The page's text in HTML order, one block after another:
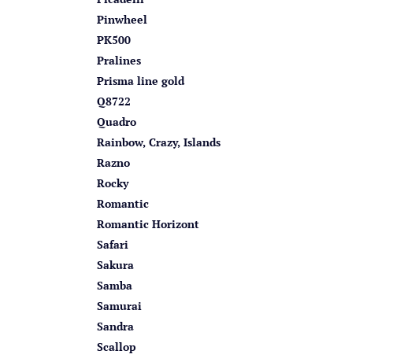
Pinwheel
PK500
Pralines
Prisma line gold
Q8722
Quadro
Rainbow, Crazy, Islands
Razno
Rocky
Romantic
Romantic Horizont
Safari
Sakura
Samba
Samurai
Sandra
Scallop